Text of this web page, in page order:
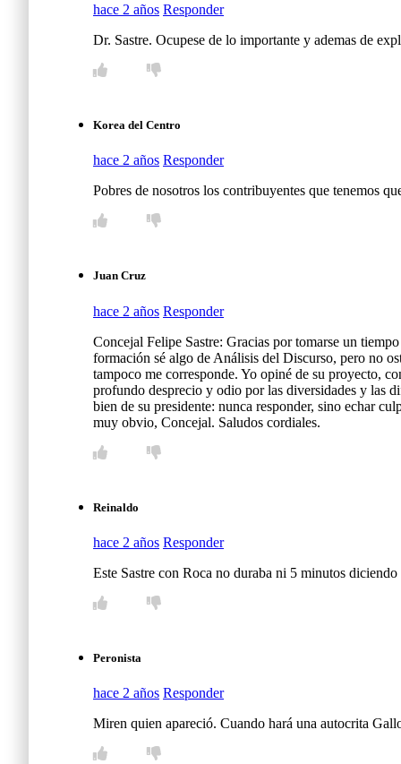
hace 2 años Responder
Dr. Sastre. Ocupese de lo importante y ademas de
Korea del Centro
hace 2 años Responder
Pobres de nosotros los contribuyentes que tenemos
Juan Cruz
hace 2 años Responder
Concejal Felipe Sastre: Gracias por tomarse un
formación sé algo de Análisis del Discurso, pero no
tampoco me corresponde. Yo opiné de su proyecto,
profundo desprecio y odio por las diversidades y las
bien de su presidente: nunca responder, sino echar
muy obvio, Concejal. Saludos cordiales.
Reinaldo
hace 2 años Responder
Este Sastre con Roca no duraba ni 5 minutos diciendo
Peronista
hace 2 años Responder
Miren quien apareció. Cuando hará una autocrita